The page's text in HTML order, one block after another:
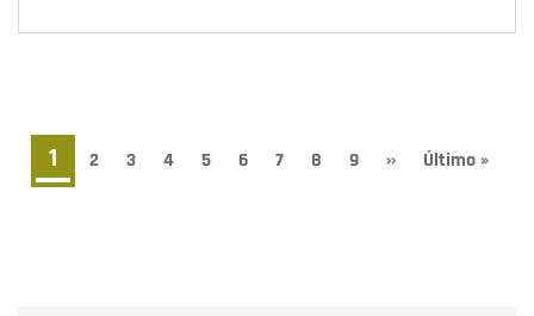
Paginación
Página
actual
1 Page
2 Page
3 Page
4 Page
5 Page
6 Page
7 Page
8 Page
9
Siguiente
››
Última
Último »